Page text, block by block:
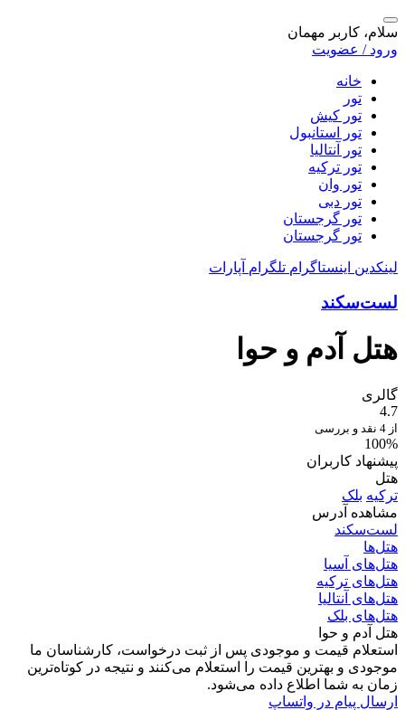
سلام، کاربر مهمان
ورود / عضویت
خانه
تور
تور کیش
تور استانبول
تور آنتالیا
تور ترکیه
تور وان
تور دبی
تور گرجستان
تور گرجستان
لینکدین اینستاگرام تلگرام آپارات
لست‌سکند
هتل آدم و حوا
گالری
4.7
از 4 نقد و بررسی
100%
پیشنهاد کاربران
هتل
ترکیه بلک
مشاهده آدرس
لست‌سکند
هتل‌ها
هتل‌های آسیا
هتل‌های ترکیه
هتل‌های آنتالیا
هتل‌های بلک
هتل آدم و حوا
استعلام قیمت و موجودی پس از ثبت درخواست، کارشناسان ما
موجودی و بهترین قیمت را استعلام می‌کنند و نتیجه در کوتاه‌ترین
زمان به شما اطلاع داده می‌شود.
ارسال پیام در واتساپ